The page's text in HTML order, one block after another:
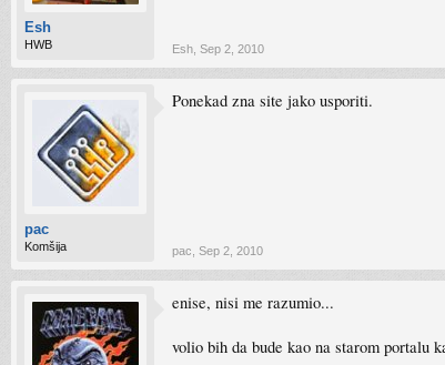
Esh
HWB Esh Sep 2, 2010
pac
Komšija
Ponekad zna site jako usporiti.
pac Sep 2, 2010
enise, nisi me razumio...
volio bih da bude kao na starom portalu